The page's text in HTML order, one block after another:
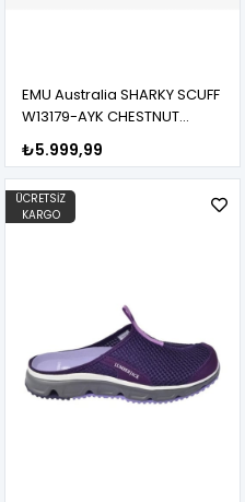
EMU Australia SHARKY SCUFF
W13179-AYK CHESTNUT
KADIN BOT
₺5.999,99
ÜCRETSIZ
KARGO